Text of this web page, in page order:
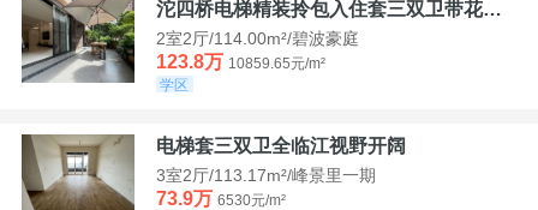
沱四桥电梯精装拎包入住套三双卫带花园40平米带车位
2室2厅/114.00m²/碧波豪庭
123.8万 10859.65元/m²
学区
电梯套三双卫全临江视野开阔
3室2厅/113.17m²/峰景里一期
73.9万 6530元/m²